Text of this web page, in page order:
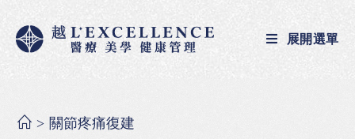
展開選單
> 關節疼痛復建